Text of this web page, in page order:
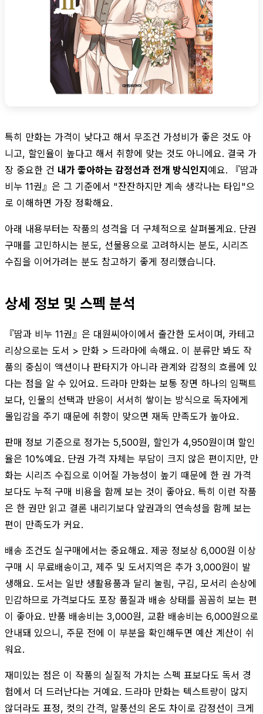
특히 만화는 가격이 낮다고 해서 무조건 가성비가 좋은 것도 아
니고, 할인율이 높다고 해서 취향에 맞는 것도 아니에요. 결국 가
장 중요한 건 내가 좋아하는 감정선과 전개 방식인지예요. 『땀과
비누 11권』은 그 기준에서 "잔잔하지만 계속 생각나는 타입"으
로 이해하면 가장 정확해요.
아래 내용부터는 작품의 성격을 더 구체적으로 살펴볼게요. 단권
구매를 고민하시는 분도, 선물용으로 고려하시는 분도, 시리즈
수집을 이어가려는 분도 참고하기 좋게 정리했습니다.
상세 정보 및 스펙 분석
『땀과 비누 11권』은 대원씨아이에서 출간한 도서이며, 카테고
리상으로는 도서 > 만화 > 드라마에 속해요. 이 분류만 봐도 작
품의 중심이 액션이나 판타지가 아니라 관계와 감정의 흐름에 있
다는 점을 알 수 있어요. 드라마 만화는 보통 장면 하나의 임팩트
보다, 인물의 선택과 반응이 서서히 쌓이는 방식으로 독자에게
몰입감을 주기 때문에 취향이 맞으면 재독 만족도가 높아요.
판매 정보 기준으로 정가는 5,500원, 할인가 4,950원이며 할인
율은 10%예요. 단권 가격 자체는 부담이 크지 않은 편이지만, 만
화는 시리즈 수집으로 이어질 가능성이 높기 때문에 한 권 가격
보다도 누적 구매 비용을 함께 보는 것이 좋아요. 특히 이런 작품
은 한 권만 읽고 결론 내리기보다 앞권과의 연속성을 함께 보는
편이 만족도가 커요.
배송 조건도 실구매에서는 중요해요. 제공 정보상 6,000원 이상
구매 시 무료배송이고, 제주 및 도서지역은 추가 3,000원이 발
생해요. 도서는 일반 생활용품과 달리 눌림, 구김, 모서리 손상에
민감하므로 가격보다도 포장 품질과 배송 상태를 꼼꼼히 보는 편
이 좋아요. 반품 배송비는 3,000원, 교환 배송비는 6,000원으로
안내돼 있으니, 주문 전에 이 부분을 확인해두면 예산 계산이 쉬
워요.
재미있는 점은 이 작품의 실질적 가치는 스펙 표보다도 독서 경
험에서 더 드러난다는 거예요. 드라마 만화는 텍스트량이 많지
않더라도 표정, 컷의 간격, 말풍선의 온도 차이로 감정선이 크게